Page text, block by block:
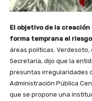
El objetivo de la
forma temprana el
áreas políticas. Verdesoto,
Secretaría, dijo que la
presuntas irregularidades
Administración Pública
que se propone una